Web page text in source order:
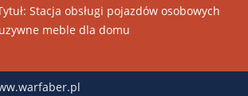
Stacja obsługi pojazdów osobowych
meble dla domu